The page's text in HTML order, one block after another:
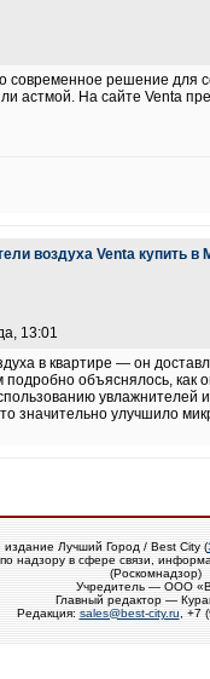
современное решение для
астмой. На сайте Venta
воздуха Venta купить в
13:01
в квартире — он
подробно объяснялось, как
увлажнителей
значительно улучшило
издание Лучший Город / Best City (
надзору в сфере связи,
(Роскомнадзор)
Учредитель — ООО
Главный редактор —
Редакция: sales@best-city.ru , +7